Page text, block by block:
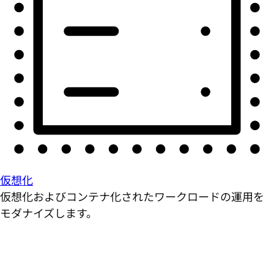
仮想化
仮想化およびコンテナ化されたワークロードの運用を
モダナイズします。